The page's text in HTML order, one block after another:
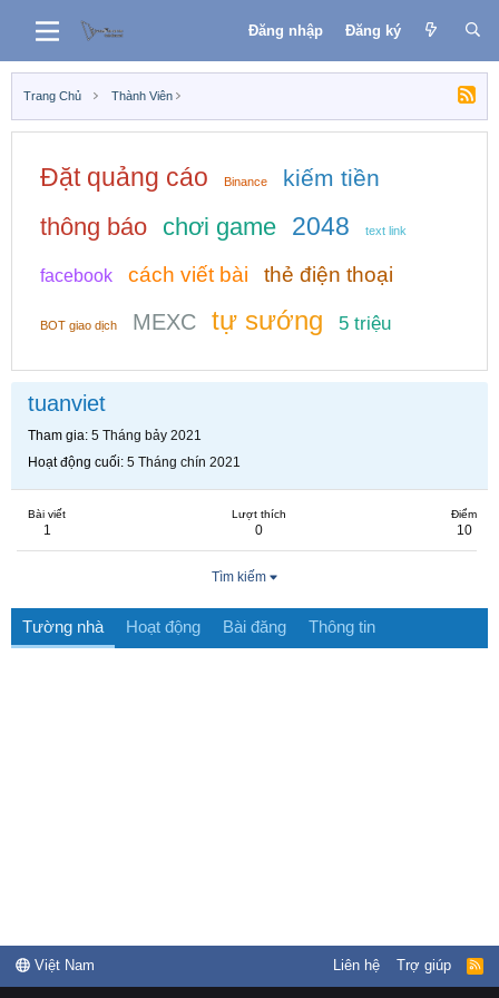
Đăng nhập Đăng ký
Trang Chủ Thành Viên
Đặt quảng cáo Binance kiếm tiền
thông báo chơi game 2048 text link
facebook cách viết bài thẻ điện thoại
BOT giao dịch MEXC tự sướng 5 triệu
tuanviet
Tham gia 5 Tháng bảy 2021
Hoạt động cuối 5 Tháng chín 2021
Bài viết
1
Lượt thích
0
Điểm
10
Tìm kiếm
Tường nhà Hoạt động Bài đăng Thông tin
Việt Nam Liên hệ Trợ giúp
R